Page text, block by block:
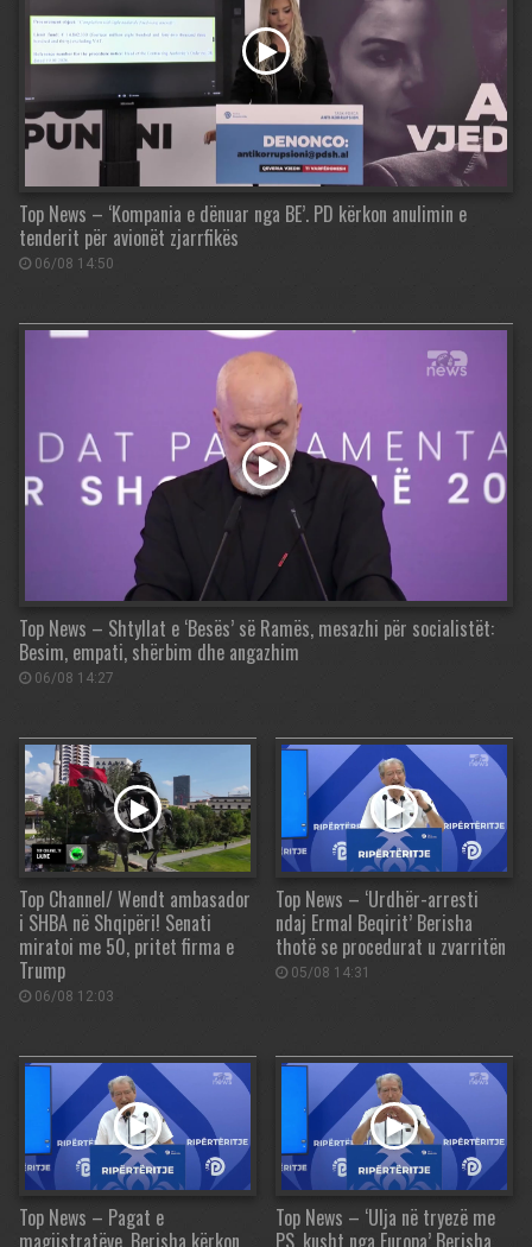
Top News – ‘Kompania e dënuar nga BE’. PD kërkon anulimin e
tenderit për avionët zjarrfikës
06/08 14:50
Top News – Shtyllat e ‘Besës’ së Ramës, mesazhi për socialistët:
Besim, empati, shërbim dhe angazhim
06/08 14:27
Top Channel/ Wendt ambasador
i SHBA në Shqipëri! Senati
miratoi me 50, pritet firma e
Trump
06/08 12:03
Top News – ‘Urdhër-arresti
ndaj Ermal Beqirit’ Berisha
thotë se procedurat u zvarritën
05/08 14:31
Top News – Pagat e
magjistratëve. Berisha kërkon
Top News – ‘Ulja në tryezë me
PS, kusht nga Europa’ Berisha,